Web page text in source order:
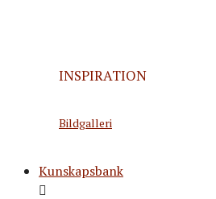
INSPIRATION
Bildgalleri
Kunskapsbank